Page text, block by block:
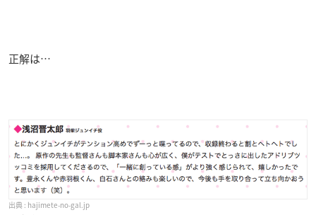
正解は…
hajimete-no-gal.jp